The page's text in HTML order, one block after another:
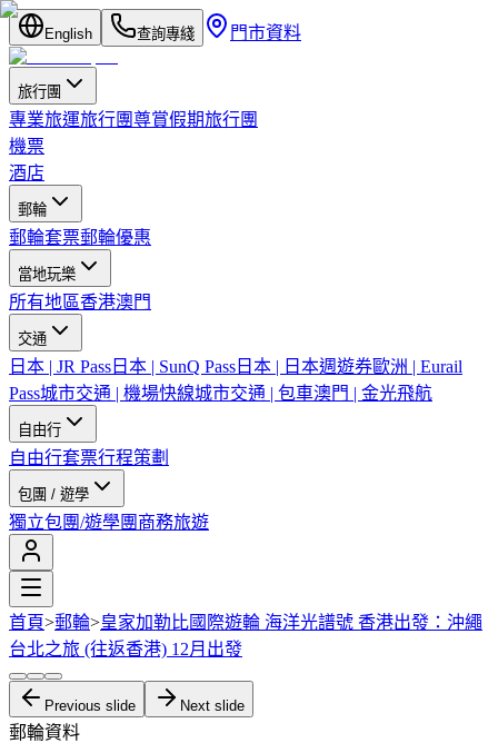
English 查詢專綫 門市資料
旅行團
專業旅運旅行團尊賞假期旅行團
機票
酒店
郵輪
郵輪套票郵輪優惠
當地玩樂
所有地區香港澳門
交通
日本 | JR Pass 日本 | SunQ Pass 日本 | 日本週遊券歐洲 | Eurail
Pass城市交通 | 機場快線城市交通 | 包車澳門 | 金光飛航
自由行
自由行套票行程策劃
包團 / 遊學
獨立包團/遊學團 商務旅遊
首頁>郵輪>皇家加勒比國際遊輪 海洋光譜號 香港出發：沖繩
台北之旅 (往返香港) 12月出發
Previous slide Next slide
郵輪資料